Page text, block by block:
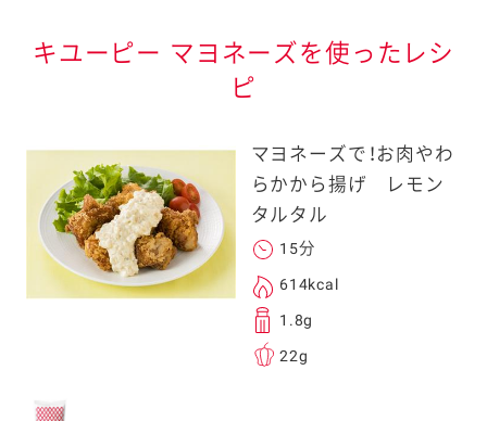
キユーピー マヨネーズを使ったレシ
ピ
マヨネーズで！お肉やわ
らかから揚げ レモン
タルタル
15分
614kcal
1.8g
22g